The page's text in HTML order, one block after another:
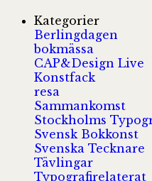
Kategorier
Berlingdagen
bokmässa
CAP&Design Live
Konstfack
resa
Sammankomst
Stockholms
Svensk Bokkonst
Svenska Tecknare
Tävlingar
Typografirelaterat